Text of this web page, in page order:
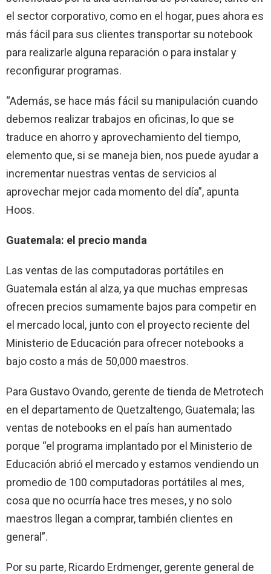
el sector corporativo, como en el hogar, pues ahora es
más fácil para sus clientes transportar su notebook
para realizarle alguna reparación o para instalar y
reconfigurar programas.
“Además, se hace más fácil su manipulación cuando
debemos realizar trabajos en oficinas, lo que se
traduce en ahorro y aprovechamiento del tiempo,
elemento que, si se maneja bien, nos puede ayudar a
incrementar nuestras ventas de servicios al
aprovechar mejor cada momento del día”, apunta
Hoos.
Guatemala: el precio manda
Las ventas de las computadoras portátiles en
Guatemala están al alza, ya que muchas empresas
ofrecen precios sumamente bajos para competir en
el mercado local, junto con el proyecto reciente del
Ministerio de Educación para ofrecer notebooks a
bajo costo a más de 50,000 maestros.
Para Gustavo Ovando, gerente de tienda de Metrotech
en el departamento de Quetzaltengo, Guatemala; las
ventas de notebooks en el país han aumentado
porque “el programa implantado por el Ministerio de
Educación abrió el mercado y estamos vendiendo un
promedio de 100 computadoras portátiles al mes,
cosa que no ocurría hace tres meses, y no solo
maestros llegan a comprar, también clientes en
general”.
Por su parte, Ricardo Erdmenger, gerente general de